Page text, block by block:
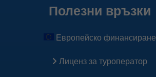
Полезни връзки
Европейско финансиране
Лиценз за туроператор